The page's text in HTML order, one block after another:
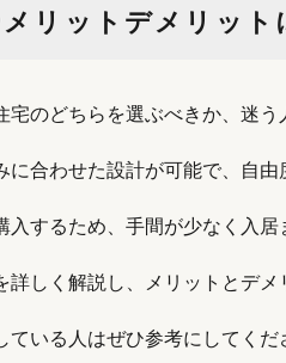
リットデメリット
のどちらを選ぶべきか、迷う
合わせた設計が可能で、自由
するため、手間が少なく入居
しく解説し、メリットとデメ
いる人はぜひ参考にしてくだ